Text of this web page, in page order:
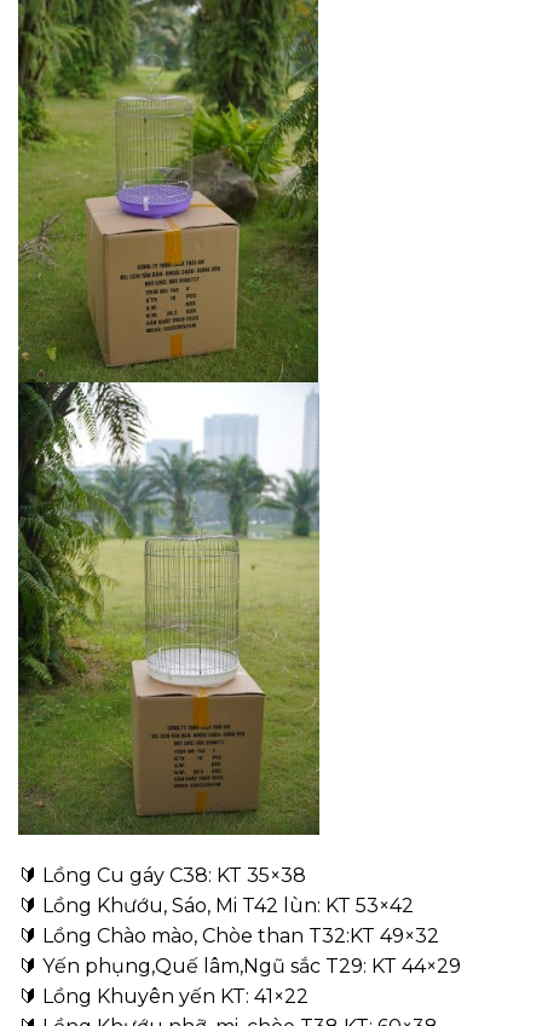
🔰 Lồng Cu gáy C38: KT 35×38
🔰 Lồng Khướu, Sáo, Mi T42 lùn: KT 53×42
🔰 Lồng Chào mào, Chòe than T32:KT 49×32
🔰 Yến phụng,Quế lâm,Ngũ sắc T29: KT 44×29
🔰 Lồng Khuyên yến KT: 41×22